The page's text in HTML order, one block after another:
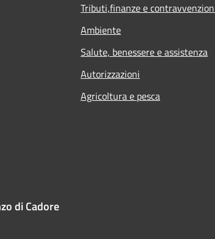
Tributi,finanze e
Ambiente
Salute, benessere e assistenza
Autorizzazioni
Agricoltura e pesca
di Cadore